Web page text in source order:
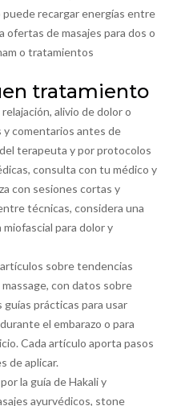
puede recargar energías entre
ofertas de masajes para dos o
o tratamientos
tratamiento
alivio de dolor o
comentarios antes de
terapeuta y por protocolos
consulta con tu médico y
con sesiones cortas y
técnicas, considera una
para dolor y
sobre tendencias
con datos sobre
prácticas para usar
el embarazo o para
Cada artículo aporta pasos
de aplicar.
la guía de Hakali y
ayurvédicos, stone